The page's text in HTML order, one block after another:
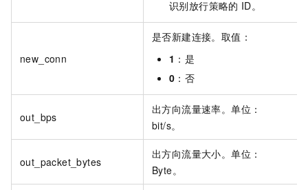
识别放行策略的 ID。
new_conn
是否新建连接。取值：
1 ：是
0 ：否
out_bps
出方向流量速率。单位：
bit/s。
out_packet_bytes
出方向流量大小。单位：
Byte。